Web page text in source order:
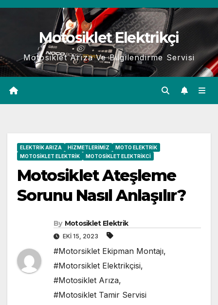
Skip
Motosiklet Elektrikçi
Motosiklet Arıza Ve Bilgilendirme Servisi
ELEKTRIK ARIZA HIZMETLERIMIZ
MOTO ELEKTRIK
MOTOSIKLET ELEKTRIK
MOTOSIKLET ELEKTRIKCI
Motosiklet Ateşleme
Sorunu Nasıl Anlaşılır?
By Motosiklet Elektrik
EKI 15, 2023
#Motorsiklet Ekipman Montajı,
#Motorsiklet Elektrikçisi,
#Motosiklet Arıza,
#Motosiklet Tamir Servisi